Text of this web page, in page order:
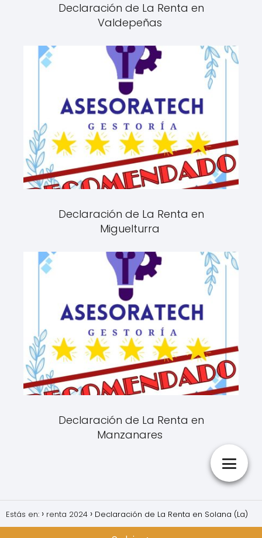
Declaración de La Renta en
Valdepeñas
Declaración de La Renta en
Miguelturra
Declaración de La Renta en
Manzanares
Estás en: renta 2024 Declaración de La Renta en Solana (La)